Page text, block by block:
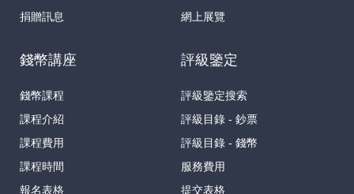
捐贈訊息
網上展覽
錢幣講座
錢幣課程
課程介紹
課程費用
課程時間
報名表格
評級鑒定
評級鑒定搜索
評級目錄 - 鈔票
評級目錄 - 錢幣
服務費用
提交表格